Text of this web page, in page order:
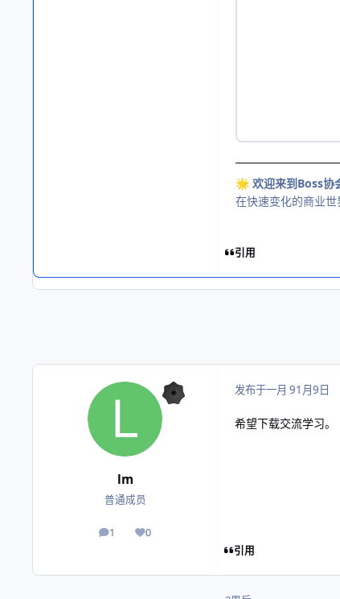
🌟 欢迎来到Boss协
在快速变化的商业
引用
lm
普通成员
1
帖子 0
声誉
发布于一月 91月9日
希望下载交流学习。
引用